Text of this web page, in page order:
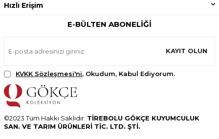
Hızlı Erişim
E-BÜLTEN ABONELIĞI
KAYIT OLUN
KVKK Sözleşmesi'ni, Okudum, Kabul Ediyorum.
©2023 Tüm Hakkı Saklıdır. TİREBOLU GÖKÇE KUYUMCULUK
SAN. VE TARIM ÜRÜNLERİ TİC. LTD. ŞTİ.